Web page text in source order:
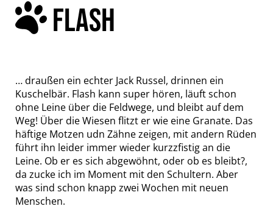
FLASH
… draußen ein echter Jack Russel, drinnen ein
Kuschelbär. Flash kann super hören, läuft schon
ohne Leine über die Feldwege, und bleibt auf dem
Weg! Über die Wiesen flitzt er wie eine Granate. Das
häftige Motzen udn Zähne zeigen, mit andern Rüden
führt ihn leider immer wieder kurzzfistig an die
Leine. Ob er es sich abgewöhnt, oder ob es bleibt?,
da zucke ich im Moment mit den Schultern. Aber
was sind schon knapp zwei Wochen mit neuen
Menschen.